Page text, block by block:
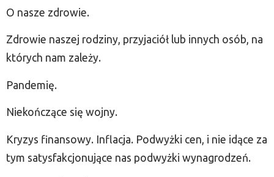
O nasze zdrowie.
Zdrowie naszej rodziny, przyjaciół lub innych osób, na
których nam zależy.
Pandemię.
Niekończące się wojny.
Kryzys finansowy. Inflacja. Podwyżki cen, i nie idące za
tym satysfakcjonujące nas podwyżki wynagrodzeń.